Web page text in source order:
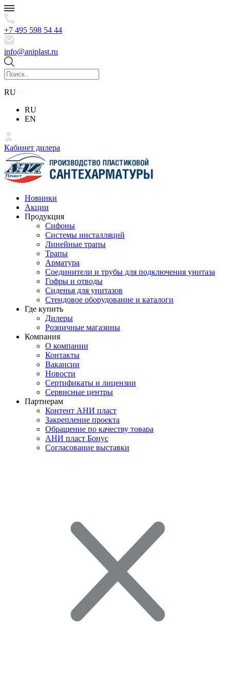
+7 495 598 54 44
info@aniplast.ru
RU
RU
EN
Кабинет дилера
Новинки
Акции
Продукция
Сифоны
Системы инсталляций
Линейные трапы
Трапы
Арматура
Соединители и трубы для подключения унитаза
Гофры и отводы
Сиденья для унитазов
Стендовое оборудование и каталоги
Где купить
Дилеры
Розничные магазины
Компания
О компании
Контакты
Вакансии
Новости
Сертификаты и лицензии
Сервисные центры
Партнерам
Контент АНИ пласт
Закрепление проекта
Обращение по качеству товара
АНИ пласт Бонус
Согласование выставки